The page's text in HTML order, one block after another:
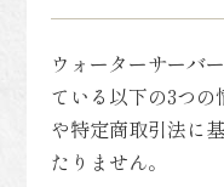
ウォーターサーバ
ている以下の3つ
や特定商取引法に
たりません。